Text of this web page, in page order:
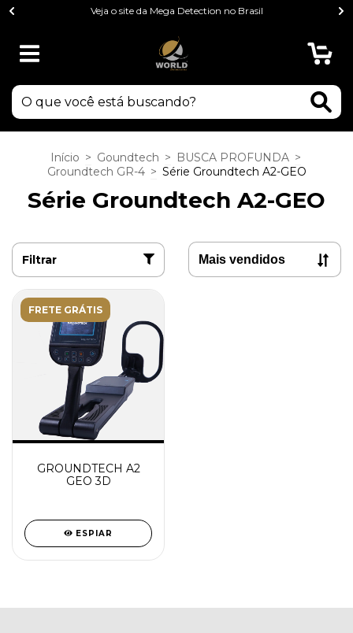
Veja o site da Mega Detection no Brasil
Início > Goundtech > BUSCA PROFUNDA >
Groundtech GR-4 > Série Groundtech A2-GEO
Série Groundtech A2-GEO
Filtrar
FRETE GRÁTIS
GROUNDTECH A2
GEO 3D
ESPIAR